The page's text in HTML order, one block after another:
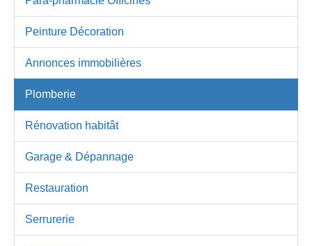
Peinture Décoration
Annonces immobilières
Plomberie
Rénovation habitât
Garage & Dépannage
Restauration
Serrurerie